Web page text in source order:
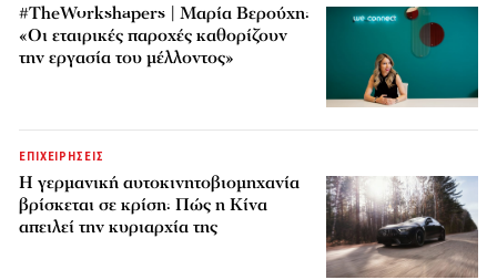
#TheWorkshapers | Μαρία Βερούχη:
«Οι εταιρικές παροχές καθορίζουν
την εργασία του μέλλοντος»
ΕΠΙΧΕΙΡΗΣΕΙΣ
Η γερμανική αυτοκινητοβιομηχανία
βρίσκεται σε κρίση: Πώς η Κίνα
απειλεί την κυριαρχία της